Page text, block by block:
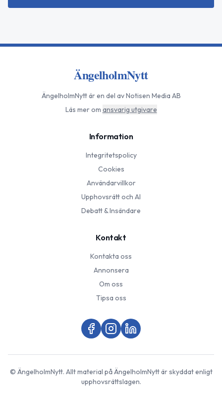
ÄngelholmNytt
ÄngelholmNyttär en del av Notisen Media AB
Läs mer om ansvarig utgivare
Information
Integritetspolicy
Cookies
Användarvillkor
Upphovsrätt och AI
Debatt & Insändare
Kontakt
Kontakta oss
Annonsera
Om oss
Tipsa oss
© ÄngelholmNytt. Allt material påÄngelholmNyttär skyddat enligt
upphovsrättslagen.